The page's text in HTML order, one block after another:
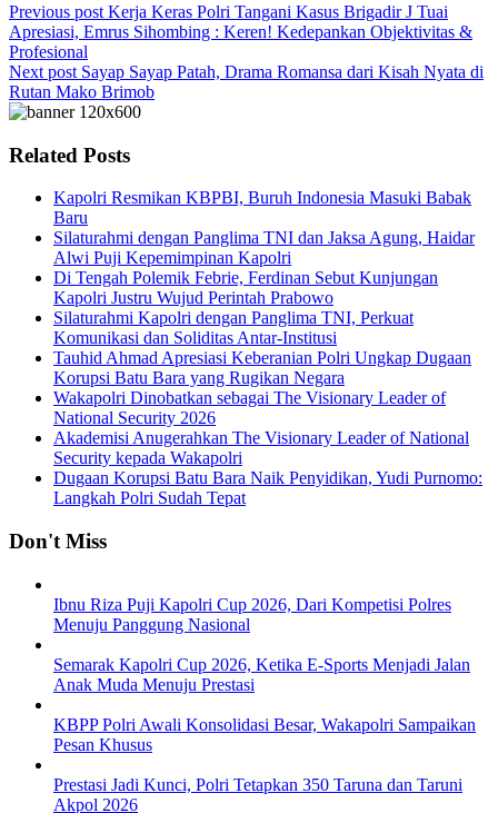
Previous post Kerja Keras Polri Tangani Kasus Brigadir J Tuai
Apresiasi, Emrus Sihombing : Keren! Kedepankan Objektivitas &
Profesional
Next post Sayap Sayap Patah, Drama Romansa dari Kisah Nyata di
Rutan Mako Brimob
Related Posts
Kapolri Resmikan KBPBI, Buruh Indonesia Masuki Babak
Baru
Silaturahmi dengan Panglima TNI dan Jaksa Agung, Haidar
Alwi Puji Kepemimpinan Kapolri
Di Tengah Polemik Febrie, Ferdinan Sebut Kunjungan
Kapolri Justru Wujud Perintah Prabowo
Silaturahmi Kapolri dengan Panglima TNI, Perkuat
Komunikasi dan Soliditas Antar-Institusi
Tauhid Ahmad Apresiasi Keberanian Polri Ungkap Dugaan
Korupsi Batu Bara yang Rugikan Negara
Wakapolri Dinobatkan sebagai The Visionary Leader of
National Security 2026
Akademisi Anugerahkan The Visionary Leader of National
Security kepada Wakapolri
Dugaan Korupsi Batu Bara Naik Penyidikan, Yudi Purnomo:
Langkah Polri Sudah Tepat
Don't Miss
Ibnu Riza Puji Kapolri Cup 2026, Dari Kompetisi Polres
Menuju Panggung Nasional
Semarak Kapolri Cup 2026, Ketika E-Sports Menjadi Jalan
Anak Muda Menuju Prestasi
KBPP Polri Awali Konsolidasi Besar, Wakapolri Sampaikan
Pesan Khusus
Prestasi Jadi Kunci, Polri Tetapkan 350 Taruna dan Taruni
Akpol 2026